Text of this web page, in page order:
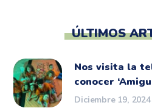
ÚLTIMOS
Nos visita la
conocer
Diciembre 19, 2024